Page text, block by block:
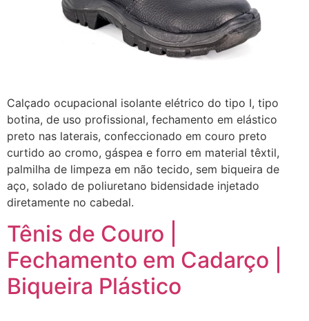
Calçado ocupacional isolante elétrico do tipo I, tipo
botina, de uso profissional, fechamento em elástico
preto nas laterais, confeccionado em couro preto
curtido ao cromo, gáspea e forro em material têxtil,
palmilha de limpeza em não tecido, sem biqueira de
aço, solado de poliuretano bidensidade injetado
diretamente no cabedal.
Tênis de Couro |
Fechamento em Cadarço |
Biqueira Plástico